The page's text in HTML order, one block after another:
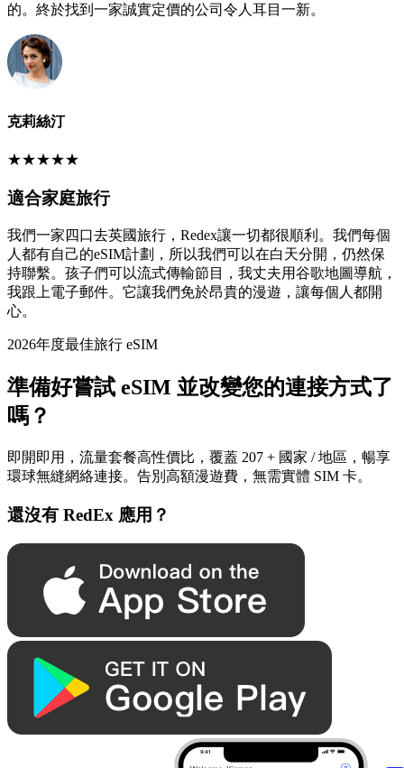
的。終於找到一家誠實定價的公司令人耳目一新。
克莉絲汀
★★★★★
適合家庭旅行
我們一家四口去英國旅行，Redex讓一切都很順利。我們每個
人都有自己的eSIM計劃，所以我們可以在白天分開，仍然保
持聯繫。孩子們可以流式傳輸節目，我丈夫用谷歌地圖導航，
我跟上電子郵件。它讓我們免於昂貴的漫遊，讓每個人都開
心。
2026年度最佳旅行 eSIM
準備好嘗試 eSIM 並改變您的連接方式了
嗎？
即開即用，流量套餐高性價比，覆蓋 207 + 國家 / 地區，暢享
環球無縫網絡連接。告別高額漫遊費，無需實體 SIM 卡。
還沒有 RedEx 應用？